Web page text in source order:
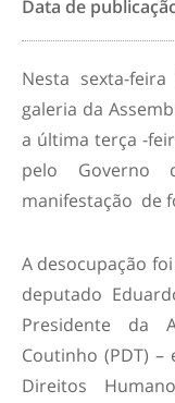
Data de
Nesta sexta-
galeria da
a última terça -
pelo Governo
manifestação de
A desocupação
deputado
Presidente da
Coutinho (PDT)
Direitos